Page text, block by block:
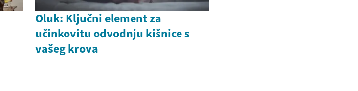
Oluk: Ključni element za
učinkovitu odvodnju kišnice s
vašeg krova